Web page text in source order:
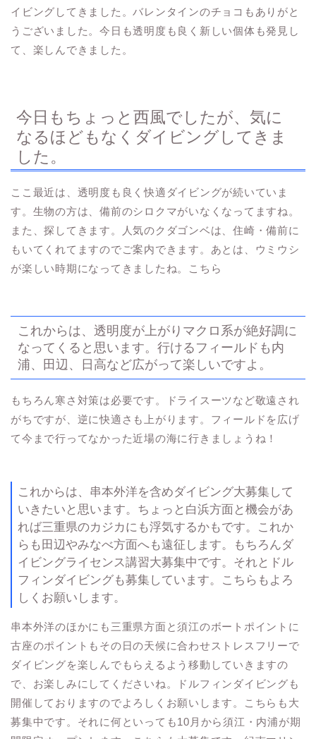
イビングしてきました。バレンタインのチョコもありがと
うございました。今日も透明度も良く新しい個体も発見し
て、楽しんできました。
今日もちょっと西風でしたが、気に
なるほどもなくダイビングしてきま
した。
ここ最近は、透明度も良く快適ダイビングが続いていま
す。生物の方は、備前のシロクマがいなくなってますね。
また、探してきます。人気のクダゴンベは、住崎・備前に
もいてくれてますのでご案内できます。あとは、ウミウシ
が楽しい時期になってきましたね。こちら
これからは、透明度が上がりマクロ系が絶好調に
なってくると思います。行けるフィールドも内
浦、田辺、日高など広がって楽しいですよ。
もちろん寒さ対策は必要です。ドライスーツなど敬遠され
がちですが、逆に快適さも上がります。フィールドを広げ
て今まで行ってなかった近場の海に行きましょうね！
これからは、串本外洋を含めダイビング大募集して
いきたいと思います。ちょっと白浜方面と機会があ
れば三重県のカジカにも浮気するかもです。これか
らも田辺やみなべ方面へも遠征します。もちろんダ
イビングライセンス講習大募集中です。それとドル
フィンダイビングも募集しています。こちらもよろ
しくお願いします。
串本外洋のほかにも三重県方面と須江のボートポイントに
古座のポイントもその日の天候に合わせストレスフリーで
ダイビングを楽しんでもらえるよう移動していきますの
で、お楽しみにしてくださいね。ドルフィンダイビングも
開催しておりますのでよろしくお願いします。こちらも大
募集中です。それに何といっても10月から須江・内浦が期